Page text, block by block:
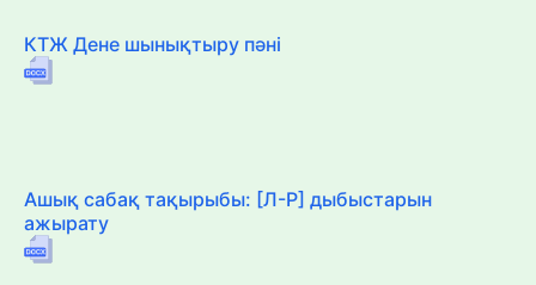
КТЖ Дене шынықтыру пәні
Ашық сабақ тақырыбы: [Л-Р] дыбыстарын
ажырату